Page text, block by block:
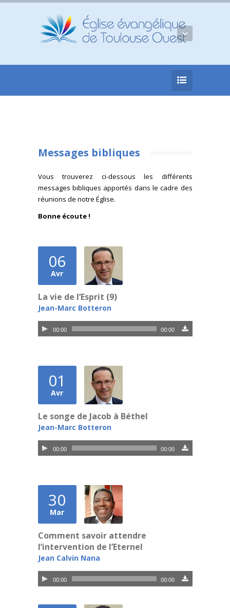
Messages bibliques
Vous trouverez ci-dessous les différents
messages bibliques apportés dans le cadre des
réunions de notre Église.
Bonne écoute !
06
Avr
La vie de l’Esprit (9)
Jean-Marc Botteron
Lecteur
audio
00:00 00:00
01
Avr
Le songe de Jacob à Béthel
Jean-Marc Botteron
Lecteur
audio
00:00 00:00
30
Mar
Comment savoir attendre
l’intervention de l’Eternel
Jean Calvin Nana
Lecteur
audio
00:00 00:00